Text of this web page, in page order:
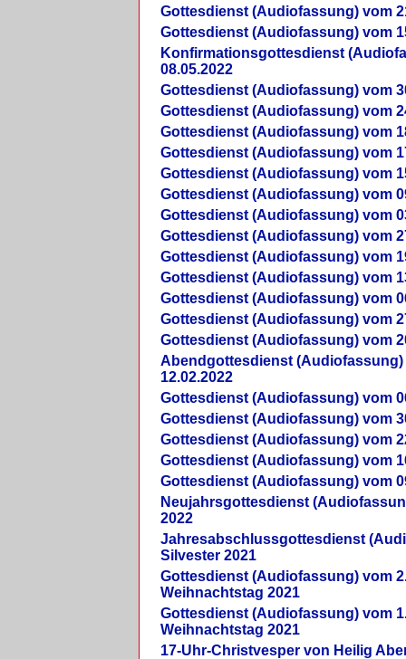
Gottesdienst (Audiofassung) vom
Gottesdienst (Audiofassung) vom
Konfirmationsgottesdienst
08.05.2022
Gottesdienst (Audiofassung) vom
Gottesdienst (Audiofassung) vom
Gottesdienst (Audiofassung) vom
Gottesdienst (Audiofassung) vom
Gottesdienst (Audiofassung) vom
Gottesdienst (Audiofassung) vom
Gottesdienst (Audiofassung) vom
Gottesdienst (Audiofassung) vom
Gottesdienst (Audiofassung) vom
Gottesdienst (Audiofassung) vom
Gottesdienst (Audiofassung) vom
Gottesdienst (Audiofassung) vom
Gottesdienst (Audiofassung) vom
Abendgottesdienst (Audiofassung)
12.02.2022
Gottesdienst (Audiofassung) vom
Gottesdienst (Audiofassung) vom
Gottesdienst (Audiofassung) vom
Gottesdienst (Audiofassung) vom
Gottesdienst (Audiofassung) vom
Neujahrsgottesdienst
2022
Jahresabschlussgottesdienst
Silvester 2021
Gottesdienst (Audiofassung) vom
Weihnachtstag 2021
Gottesdienst (Audiofassung) vom
Weihnachtstag 2021
17-Uhr-Christvesper von Heilig